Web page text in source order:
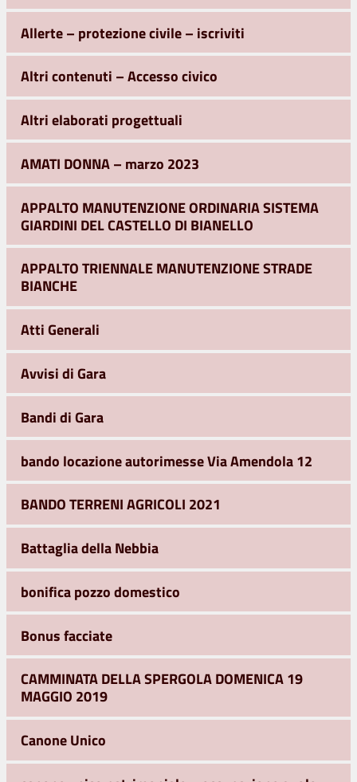
Allerte – protezione civile – iscriviti
Altri contenuti – Accesso civico
Altri elaborati progettuali
AMATI DONNA – marzo 2023
APPALTO MANUTENZIONE ORDINARIA SISTEMA
GIARDINI DEL CASTELLO DI BIANELLO
APPALTO TRIENNALE MANUTENZIONE STRADE
BIANCHE
Atti Generali
Avvisi di Gara
Bandi di Gara
bando locazione autorimesse Via Amendola 12
BANDO TERRENI AGRICOLI 2021
Battaglia della Nebbia
bonifica pozzo domestico
Bonus facciate
CAMMINATA DELLA SPERGOLA DOMENICA 19
MAGGIO 2019
Canone Unico